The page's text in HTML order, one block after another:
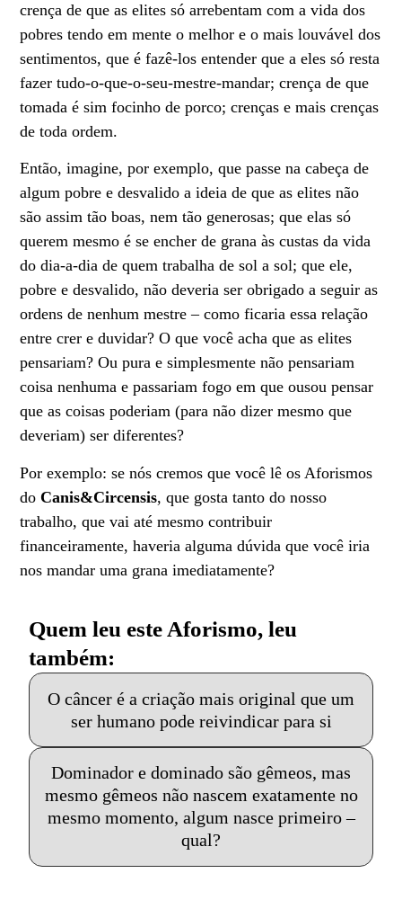
crença de que as elites só arrebentam com a vida dos
pobres tendo em mente o melhor e o mais louvável dos
sentimentos, que é fazê-los entender que a eles só resta
fazer tudo-o-que-o-seu-mestre-mandar; crença de que
tomada é sim focinho de porco; crenças e mais crenças
de toda ordem.
Então, imagine, por exemplo, que passe na cabeça de
algum pobre e desvalido a ideia de que as elites não
são assim tão boas, nem tão generosas; que elas só
querem mesmo é se encher de grana às custas da vida
do dia-a-dia de quem trabalha de sol a sol; que ele,
pobre e desvalido, não deveria ser obrigado a seguir as
ordens de nenhum mestre – como ficaria essa relação
entre crer e duvidar? O que você acha que as elites
pensariam? Ou pura e simplesmente não pensariam
coisa nenhuma e passariam fogo em que ousou pensar
que as coisas poderiam (para não dizer mesmo que
deveriam) ser diferentes?
Por exemplo: se nós cremos que você lê os Aforismos
doCanis&Circensis, que gosta tanto do nosso
trabalho, que vai até mesmo contribuir
financeiramente, haveria alguma dúvida que você iria
nos mandar uma grana imediatamente?
Quem leu este Aforismo, leu
também:
O câncer é a criação mais original que um
ser humano pode reivindicar para si
Dominador e dominado são gêmeos, mas
mesmo gêmeos não nascem exatamente no
mesmo momento, algum nasce primeiro –
qual?